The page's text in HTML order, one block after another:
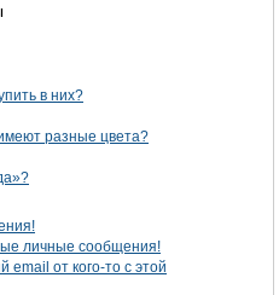
в них?
разные цвета?
личные сообщения!
от кого-то с этой